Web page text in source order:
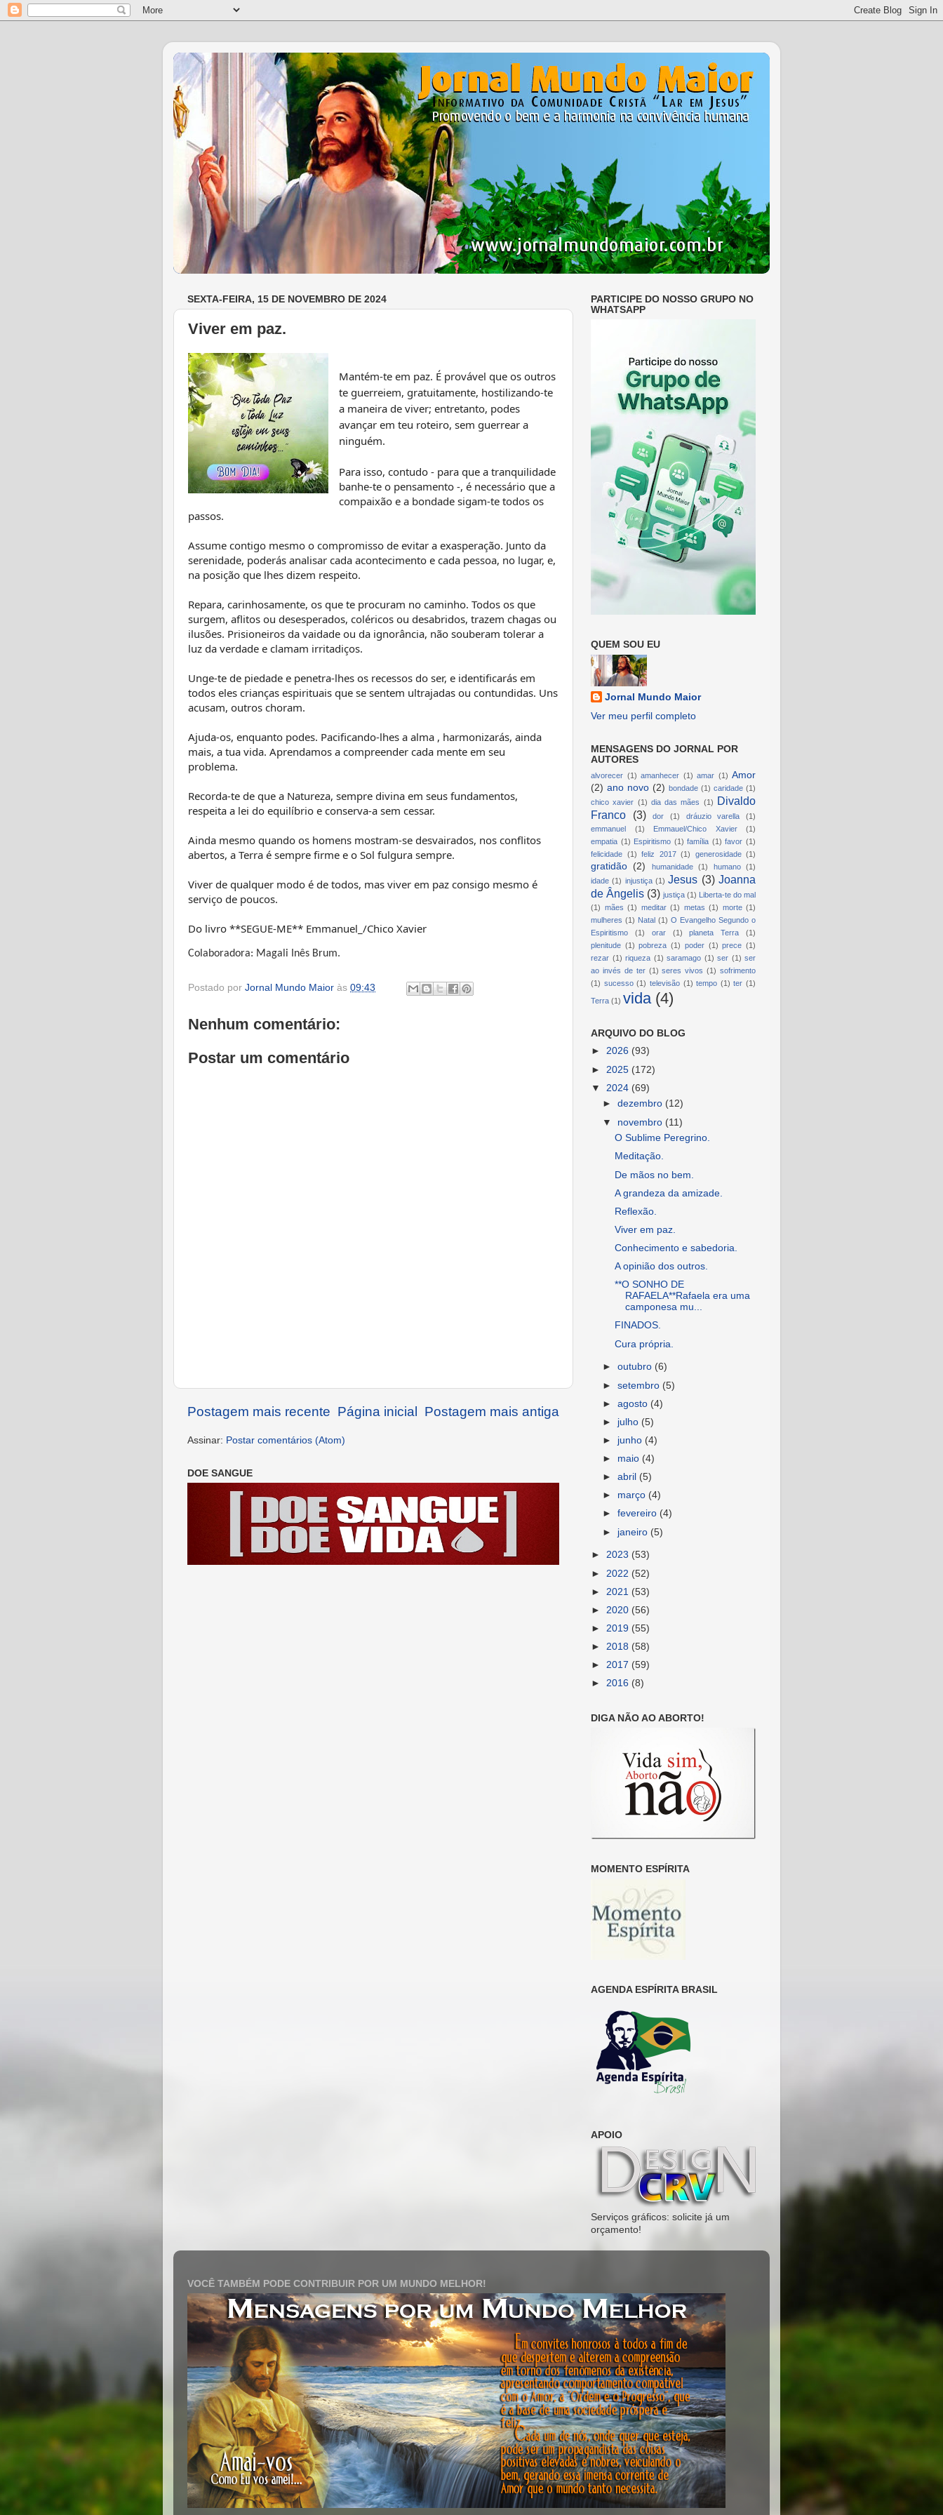
SEXTA-FEIRA, 15 DE NOVEMBRO DE 2024
Viver em paz.
Mantém-te em paz. É provável que os outros
te guerreiem, gratuitamente, hostilizando-te
a maneira de viver; entretanto, podes
avançar em teu roteiro, sem guerrear a
ninguém.
Para isso, contudo - para que a tranquilidade
banhe-te o pensamento -, é necessário que a
compaixão e a bondade sigam-te todos os
passos.
Assume contigo mesmo o compromisso de evitar a exasperação. Junto da
serenidade, poderás analisar cada acontecimento e cada pessoa, no lugar, e,
na posição que lhes dizem respeito.
Repara, carinhosamente, os que te procuram no caminho. Todos os que
surgem, aflitos ou desesperados, coléricos ou desabridos, trazem chagas ou
ilusões. Prisioneiros da vaidade ou da ignorância, não souberam tolerar a
luz da verdade e clamam irritadiços.
Unge-te de piedade e penetra-lhes os recessos do ser, e identificarás em
todos eles crianças espirituais que se sentem ultrajadas ou contundidas. Uns
acusam, outros choram.
Ajuda-os, enquanto podes. Pacificando-lhes a alma , harmonizarás, ainda
mais, a tua vida. Aprendamos a compreender cada mente em seu
problema.
Recorda-te de que a Natureza, sempre divina em seus fundamentos,
respeita a lei do equilíbrio e conserva-a sem cessar.
Ainda mesmo quando os homens mostram-se desvairados, nos conflitos
abertos, a Terra é sempre firme e o Sol fulgura sempre.
Viver de qualquer modo é de todos, mas viver em paz consigo mesmo é
serviço de poucos.
Do livro **SEGUE-ME** Emmanuel_/Chico Xavier
Colaboradora: Magali Inês Brum.
Postado por Jornal Mundo Maior às 09:43
Nenhum comentário:
Postar um comentário
Postagem mais recente Postagem mais antiga
Página inicial
Assinar: Postar comentários (Atom)
DOE SANGUE
PARTICIPE DO NOSSO GRUPO NO
WHATSAPP
QUEM SOU EU
Jornal Mundo Maior
Ver meu perfil completo
MENSAGENS DO JORNAL POR
AUTORES
alvorecer (1) amanhecer (1) amar (1) Amor
(2) ano novo (2) bondade (1) caridade (1)
chico xavier (1) dia das mães (1) Divaldo
Franco
(3) dor (1) dráuzio varella
(1)
emmanuel
(1) Emmauel/Chico Xavier
(1)
empatia (1) Espiritismo (1) família (1) favor (1)
felicidade (1) feliz 2017 (1) generosidade (1)
gratidão (2) humanidade (1) humano
(1)
idade (1) injustiça (1) Jesus (3) Joanna
de Ângelis (3) justiça (1)
Liberta-te do mal
(1) mães (1) meditar (1) metas (1) morte (1)
mulheres (1) Natal (1) O Evangelho Segundo o
Espiritismo
(1) orar (1) planeta Terra
(1)
plenitude (1) pobreza (1) poder (1) prece (1)
rezar (1) riqueza (1) saramago (1) ser (1) ser
ao invés de ter (1) seres vivos (1) sofrimento
(1) sucesso (1) televisão (1) tempo (1) ter (1)
Terra (1) vida (4)
ARQUIVO DO BLOG
► 2026 (93)
► 2025 (172)
▼ 2024 (69)
►dezembro (12)
▼ novembro (11)
O Sublime Peregrino.
Meditação.
De mãos no bem.
A grandeza da amizade.
Reflexão.
Viver em paz.
Conhecimento e sabedoria.
A opinião dos outros.
**O SONHO DE
RAFAELA**Rafaela era uma
camponesa mu...
FINADOS.
Cura própria.
►outubro (6)
►setembro (5)
►agosto (4)
► julho (5)
► junho (4)
► maio (4)
►abril (5)
► março (4)
►fevereiro (4)
► janeiro (5)
► 2023 (53)
► 2022 (52)
► 2021 (53)
► 2020 (56)
► 2019 (55)
► 2018 (58)
► 2017 (59)
► 2016 (8)
DIGA NÃO AO ABORTO!
MOMENTO ESPÍRITA
AGENDA ESPÍRITA BRASIL
APOIO
Serviços gráficos: solicite já um
orçamento!
VOCÊ TAMBÉM PODE CONTRIBUIR POR UM MUNDO MELHOR!